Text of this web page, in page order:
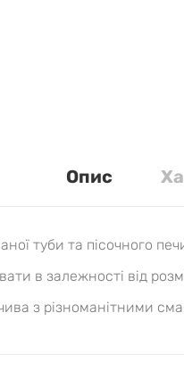
Опис
туби та пісочного
в залежності від
з різноманітними